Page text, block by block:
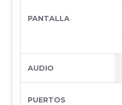
PANTALLA
AUDIO
PUERTOS